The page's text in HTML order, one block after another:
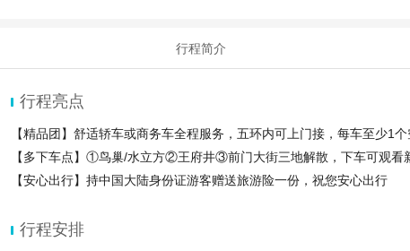
行程简介
行程亮点
【精品团】舒适轿车或商务车全程服务，五环内可上门接，每车至少1
【多下车点】①鸟巢/水立方②王府井③前门大街三地解散，下车可观看
【安心出行】持中国大陆身份证游客赠送旅游险一份，祝您安心出行
行程安排